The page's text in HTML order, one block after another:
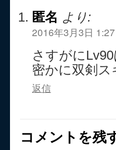
匿名 より:
2016年3月3日
さすがに
密かに双剣
返信
コメントを残